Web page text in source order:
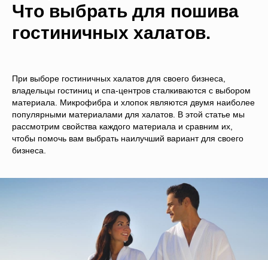
Что выбрать для пошива
гостиничных халатов.
При выборе гостиничных халатов для своего бизнеса,
владельцы гостиниц и спа-центров сталкиваются с выбором
материала. Микрофибра и хлопок являются двумя наиболее
популярными материалами для халатов. В этой статье мы
рассмотрим свойства каждого материала и сравним их,
чтобы помочь вам выбрать наилучший вариант для своего
бизнеса.